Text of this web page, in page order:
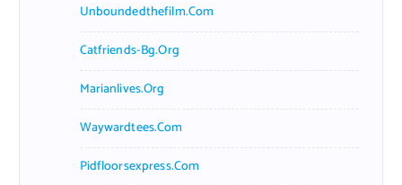
Unboundedthefilm.com
Catfriends-Bg.org
Marianlives.org
Waywardtees.com
Pidfloorsexpress.com